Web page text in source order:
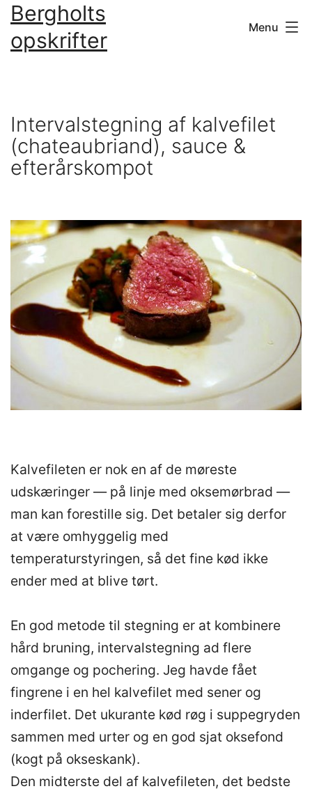
Fortsæt
indhold
Bergholts
opskrifter
Menu
Intervalstegning af kalvefilet
(chateaubriand), sauce &
efterårskompot
Kalvefileten er nok en af de møreste
udskæringer — på linje med oksemørbrad —
man kan forestille sig. Det betaler sig derfor
at være omhyggelig med
temperaturstyringen, så det fine kød ikke
ender med at blive tørt.
En god metode til stegning er at kombinere
hård bruning, intervalstegning ad flere
omgange og pochering. Jeg havde fået
fingrene i en hel kalvefilet med sener og
inderfilet. Det ukurante kød røg i suppegryden
sammen med urter og en god sjat oksefond
(kogt på okseskank).
Den midterste del af kalvefileten, det bedste